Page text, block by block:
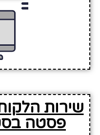
שירות
פסטה